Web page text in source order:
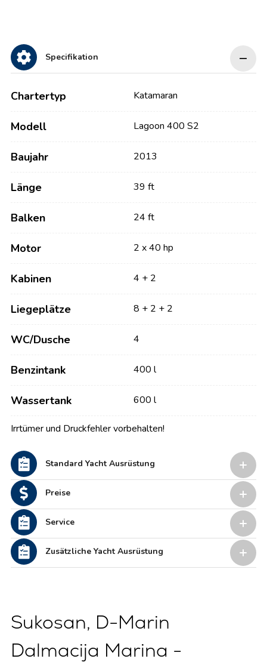
Specifikation
Chartertyp Katamaran
Modell Lagoon 400 S2
Baujahr 2013
Länge 39 ft
Balken 24 ft
Motor 2 x 40 hp
Kabinen 4 + 2
Liegeplätze 8 + 2 + 2
WC/Dusche 4
Benzintank 400 l
Wassertank 600 l
Irrtümer und Druckfehler vorbehalten!
Standard Yacht Ausrüstung
Preise
Service
Zusätzliche Yacht Ausrüstung
Sukosan, D-Marin
Dalmacija Marina -